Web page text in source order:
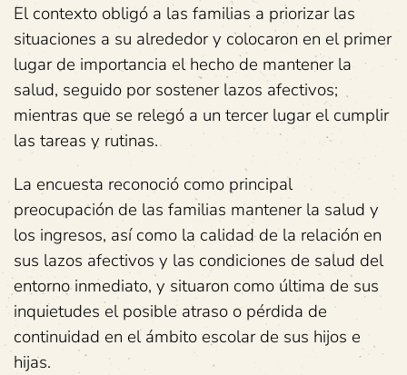
El contexto obligó a las familias a priorizar las
situaciones a su alrededor y colocaron en el primer
lugar de importancia el hecho de mantener la
salud, seguido por sostener lazos afectivos;
mientras que se relegó a un tercer lugar el cumplir
las tareas y rutinas.
La encuesta reconoció como principal
preocupación de las familias mantener la salud y
los ingresos, así como la calidad de la relación en
sus lazos afectivos y las condiciones de salud del
entorno inmediato, y situaron como última de sus
inquietudes el posible atraso o pérdida de
continuidad en el ámbito escolar de sus hijos e
hijas.